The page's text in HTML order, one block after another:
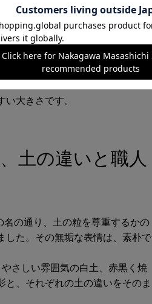
り付けることができます。
ある料理にぴったりの深さと存
も下までしっかり混ぜることが
リアとして小物やキャンドルな
大きさです。
土の違いと職人
名の通り、土の粒を尊重するかの
した。その無垢な表情は、素朴で
さしい雰囲気の白土、赤黒く焼
、それぞれの土の違いをそのま